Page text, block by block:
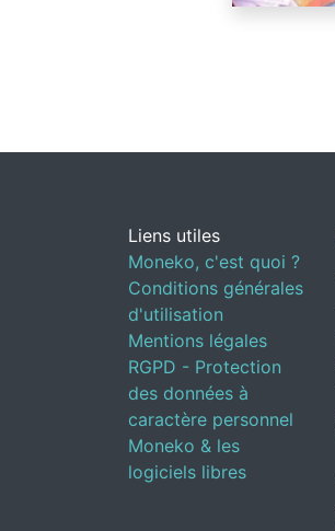
Liens utiles
Moneko, c'est quoi ?
Conditions générales
d'utilisation
Mentions légales
RGPD - Protection
des données à
caractère personnel
Moneko & les
logiciels libres